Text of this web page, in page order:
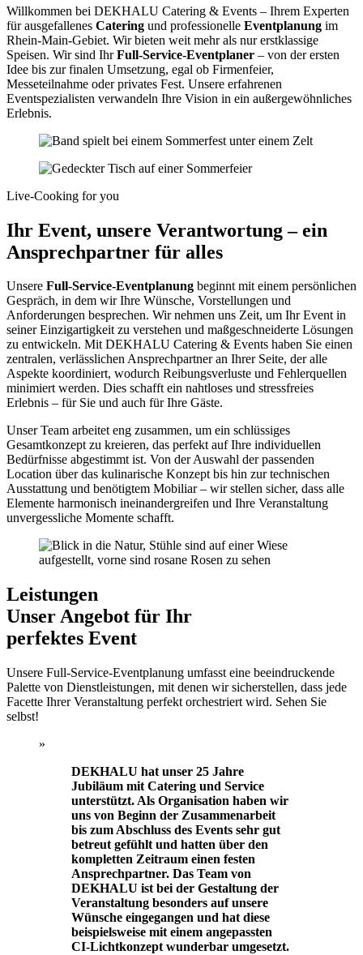
Willkommen bei DEKHALU Catering & Events – Ihrem Experten
für ausgefallenes Catering und professionelle Eventplanung im
Rhein-Main-Gebiet. Wir bieten weit mehr als nur erstklassige
Speisen. Wir sind IhrFull-Service-Eventplaner – von der ersten
Idee bis zur finalen Umsetzung, egal ob Firmenfeier,
Messeteilnahme oder privates Fest. Unsere erfahrenen
Eventspezialisten verwandeln Ihre Vision in ein außergewöhnliches
Erlebnis.
Live-Cooking for you
Ihr Event, unsere Verantwortung – ein
Ansprechpartner für alles
Unsere Full-Service-Eventplanung beginnt mit einem persönlichen
Gespräch, in dem wir Ihre Wünsche, Vorstellungen und
Anforderungen besprechen. Wir nehmen uns Zeit, um Ihr Event in
seiner Einzigartigkeit zu verstehen und maßgeschneiderte Lösungen
zu entwickeln. Mit DEKHALU Catering & Events haben Sie einen
zentralen, verlässlichen Ansprechpartner an Ihrer Seite, der alle
Aspekte koordiniert, wodurch Reibungsverluste und Fehlerquellen
minimiert werden. Dies schafft ein nahtloses und stressfreies
Erlebnis – für Sie und auch für Ihre Gäste.
Unser Team arbeitet eng zusammen, um ein schlüssiges
Gesamtkonzept zu kreieren, das perfekt auf Ihre individuellen
Bedürfnisse abgestimmt ist. Von der Auswahl der passenden
Location über das kulinarische Konzept bis hin zur technischen
Ausstattung und benötigtem Mobiliar – wir stellen sicher, dass alle
Elemente harmonisch ineinandergreifen und Ihre Veranstaltung
unvergessliche Momente schafft.
Leistungen
Unser Angebot für Ihr
perfektes Event
Unsere Full-Service-Eventplanung umfasst eine beeindruckende
Palette von Dienstleistungen, mit denen wir sicherstellen, dass jede
Facette Ihrer Veranstaltung perfekt orchestriert wird. Sehen Sie
selbst!
»
DEKHALU hat unser 25 Jahre
Jubiläum mit Catering und Service
unterstützt. Als Organisation haben wir
uns von Beginn der Zusammenarbeit
bis zum Abschluss des Events sehr gut
betreut gefühlt und hatten über den
kompletten Zeitraum einen festen
Ansprechpartner. Das Team von
DEKHALU ist bei der Gestaltung der
Veranstaltung besonders auf unsere
Wünsche eingegangen und hat diese
beispielsweise mit einem angepassten
CI-Lichtkonzept wunderbar umgesetzt.